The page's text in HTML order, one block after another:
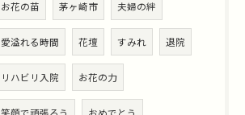
お花の苗 茅ヶ崎市 夫婦の絆
愛溢れる時間 花壇 すみれ 退院
リハビリ入院 お花の力